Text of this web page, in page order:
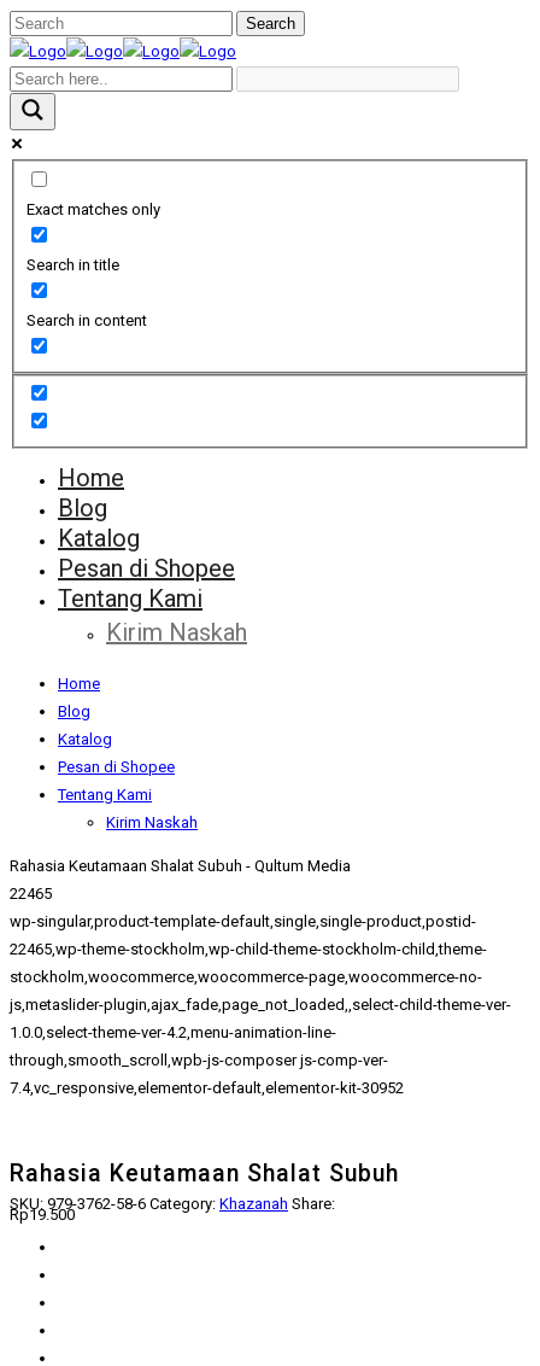
Exact matches only
Search in title
Search in content
Home
Blog
Katalog
Pesan di Shopee
Tentang Kami
Kirim Naskah
Home
Blog
Katalog
Pesan di Shopee
Tentang Kami
Kirim Naskah
Rahasia Keutamaan Shalat Subuh - Qultum Media
22465
wp-singular,product-template-default,single,single-product,postid-
22465,wp-theme-stockholm,wp-child-theme-stockholm-child,theme-
stockholm,woocommerce,woocommerce-page,woocommerce-no-
js,metaslider-plugin,ajax_fade,page_not_loaded,,select-child-theme-ver-
1.0.0,select-theme-ver-4.2,menu-animation-line-
through,smooth_scroll,wpb-js-composer js-comp-ver-
7.4,vc_responsive,elementor-default,elementor-kit-30952
Rahasia Keutamaan Shalat Subuh
Rp19.500
SKU: 979-3762-58-6 Category: Khazanah Share: